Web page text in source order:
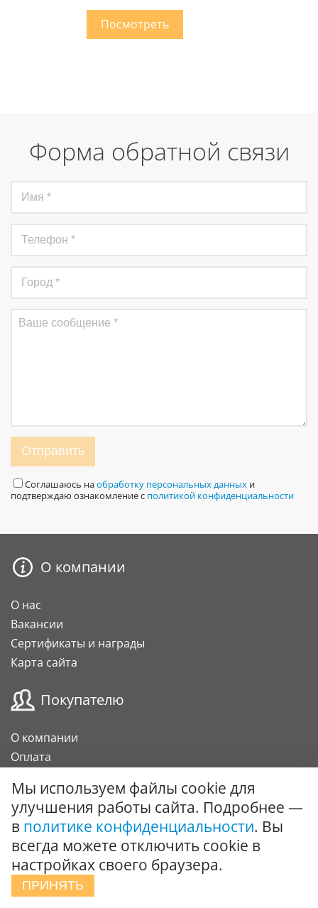
Форма обратной связи
Отправить
Соглашаюсь наобработку персональных данных и
подтверждаю ознакомление с политикой конфиденциальности
О компании
О нас
Вакансии
Сертификаты и награды
Карта сайта
Покупателю
О компании
Оплата
Гарантии и возврат
Карта клиента
Подарочный сертификат
Сотрудничество
Мы используем файлы cookie для
улучшения работы сайта. Подробнее —
в политике конфиденциальности. Вы
всегда можете отключить cookie в
настройках своего браузера.
ПРИНЯТЬ